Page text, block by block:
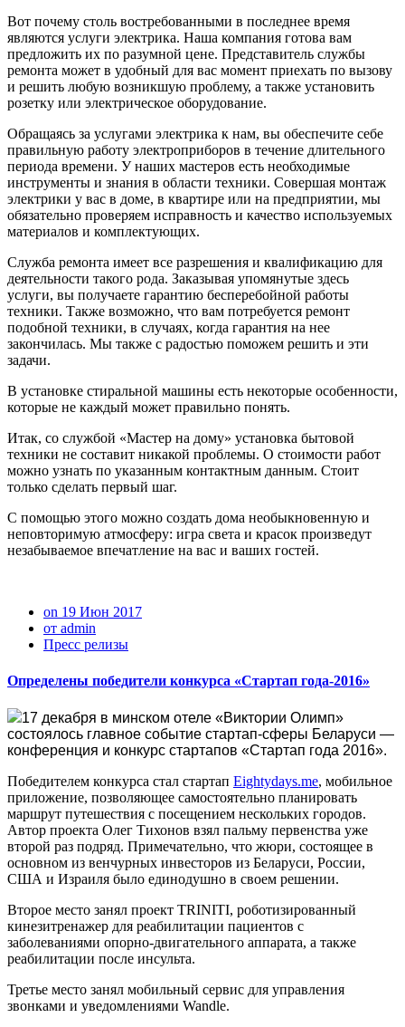
Вот почему столь востребованными в последнее время
являются услуги электрика. Наша компания готова вам
предложить их по разумной цене. Представитель службы
ремонта может в удобный для вас момент приехать по вызову
и решить любую возникшую проблему, а также установить
розетку или электрическое оборудование.
Обращаясь за услугами электрика к нам, вы обеспечите себе
правильную работу электроприборов в течение длительного
периода времени. У наших мастеров есть необходимые
инструменты и знания в области техники. Совершая монтаж
электрики у вас в доме, в квартире или на предприятии, мы
обязательно проверяем исправность и качество используемых
материалов и комплектующих.
Служба ремонта имеет все разрешения и квалификацию для
деятельности такого рода. Заказывая упомянутые здесь
услуги, вы получаете гарантию бесперебойной работы
техники. Также возможно, что вам потребуется ремонт
подобной техники, в случаях, когда гарантия на нее
закончилась. Мы также с радостью поможем решить и эти
задачи.
В установке стиральной машины есть некоторые особенности,
которые не каждый может правильно понять.
Итак, со службой «Мастер на дому» установка бытовой
техники не составит никакой проблемы. О стоимости работ
можно узнать по указанным контактным данным. Стоит
только сделать первый шаг.
С помощью этого можно создать дома необыкновенную и
неповторимую атмосферу: игра света и красок произведут
незабываемое впечатление на вас и ваших гостей.
on 19 Июн 2017
от admin
Пресс релизы
Определены победители конкурса «Стартап года-2016»
17 декабря в минском отеле «Виктории Олимп»
состоялось главное событие стартап-сферы Беларуси —
конференция и конкурс стартапов «Стартап года 2016».
Победителем конкурса стал стартап Eightydays.me, мобильное
приложение, позволяющее самостоятельно планировать
маршрут путешествия с посещением нескольких городов.
Автор проекта Олег Тихонов взял пальму первенства уже
второй раз подряд. Примечательно, что жюри, состоящее в
основном из венчурных инвесторов из Беларуси, России,
США и Израиля было единодушно в своем решении.
Второе место занял проект TRINITI, роботизированный
кинезитренажер для реабилитации пациентов с
заболеваниями опорно-двигательного аппарата, а также
реабилитации после инсульта.
Третье место занял мобильный сервис для управления
звонками и уведомлениями Wandle.